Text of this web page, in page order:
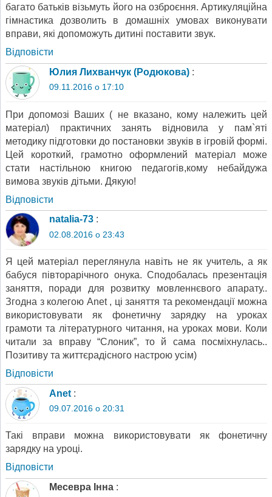
багато батьків візьмуть його на озброєння. Артикуляційна
гімнастика дозволить в домашніх умовах виконувати
вправи, які допоможуть дитині поставити звук.
Відповіcти
Юлия Лихванчук (Родюкова) :
09.11.2016 о 17:10
При допомозі Ваших ( не вказано, кому належить цей
матеріал) практичних занять відновила у пам`яті
методику підготовки до постановки звуків в ігровій формі.
Цей короткий, грамотно оформлений матеріал може
стати настільною книгою педагогів,кому небайдужа
вимова звуків дітьми. Дякую!
Відповіcти
natalia-73 :
02.08.2016 о 23:43
Я цей матеріал переглянула навіть не як учитель, а як
бабуся півторарічного онука. Сподобалась презентація
заняття, поради для розвитку мовленнєвого апарату..
Згодна з колегою Аnet , ці заняття та рекомендації можна
використовувати як фонетичну зарядку на уроках
грамоти та літературного читання, на уроках мови. Коли
читали за вправу “Слоник”, то й сама посміхнулась..
Позитиву та життєрадісного настрою усім)
Відповіcти
Anet :
09.07.2016 о 20:31
Такі вправи можна використовувати як фонетичну
зарядку на уроці.
Відповіcти
Месевра Інна :